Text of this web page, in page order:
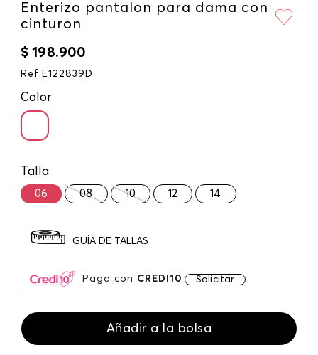
Enterizo pantalon para dama con
cinturon
$ 198.900
Ref : E122839D
Color
Talla
06 08 10 12 14
GUÍA DE TALLAS
Paga con CREDI10 Solicitar
Añadir a la bolsa